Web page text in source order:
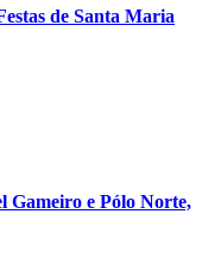
de Santa Maria
Gameiro e Pólo Norte,